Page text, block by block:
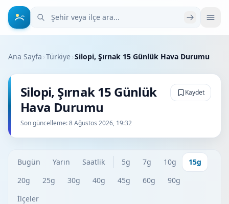
Şehir veya ilçe ara
Ana Sayfa ›Türkiye›Silopi, Şırnak 15 Günlük Hava Durumu
Silopi, Şırnak 15 Günlük
Hava Durumu
Son güncelleme:8 Ağustos 2026, 19:32
Kaydet
Bugün Yarın Saatlik 5g 7g 10g
15g
20g
25g 30g 40g 45g 60g
90g
İlçeler